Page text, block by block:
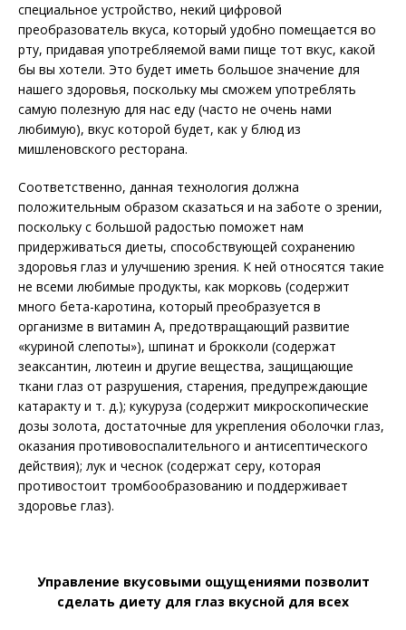
специальное устройство, некий цифровой
преобразователь вкуса, который удобно помещается во
рту, придавая употребляемой вами пище тот вкус, какой
бы вы хотели. Это будет иметь большое значение для
нашего здоровья, поскольку мы сможем употреблять
самую полезную для нас еду (часто не очень нами
любимую), вкус которой будет, как у блюд из
мишленовского ресторана.
Соответственно, данная технология должна
положительным образом сказаться и на заботе о зрении,
поскольку с большой радостью поможет нам
придерживаться диеты, способствующей сохранению
здоровья глаз и улучшению зрения. К ней относятся такие
не всеми любимые продукты, как морковь (содержит
много бета-каротина, который преобразуется в
организме в витамин А, предотвращающий развитие
«куриной слепоты»), шпинат и брокколи (содержат
зеаксантин, лютеин и другие вещества, защищающие
ткани глаз от разрушения, старения, предупреждающие
катаракту и т. д.); кукуруза (содержит микроскопические
дозы золота, достаточные для укрепления оболочки глаз,
оказания противовоспалительного и антисептического
действия); лук и чеснок (содержат серу, которая
противостоит тромбообразованию и поддерживает
здоровье глаз).
Управление вкусовыми ощущениями позволит
сделать диету для глаз вкусной для всех